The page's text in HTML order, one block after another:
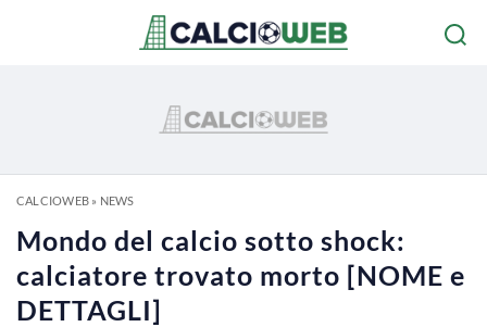
CALCIOWEB» NEWS
Mondo del calcio sotto shock:
calciatore trovato morto [NOME e
DETTAGLI]